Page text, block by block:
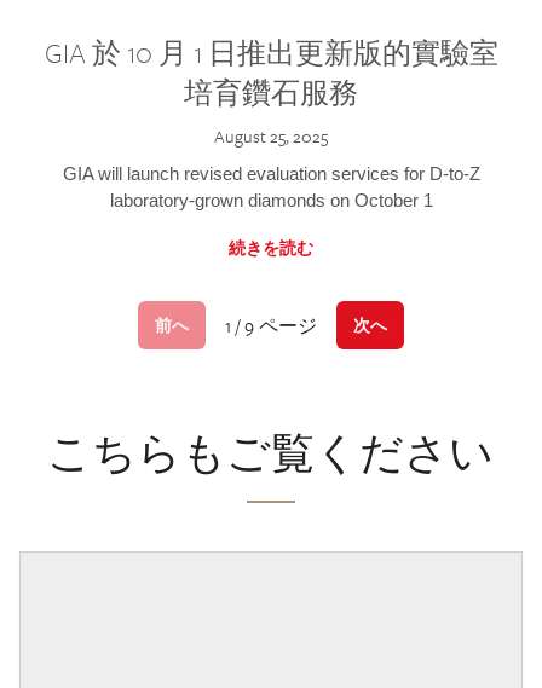
GIA 於 10 月 1 日推出更新版的實驗室
培育鑽石服務
August 25, 2025
GIA will launch revised evaluation services for D-to-Z
laboratory-grown diamonds on October 1
続きを読む
前へ 1 / 9 ページ 次へ
こちらもご覧ください